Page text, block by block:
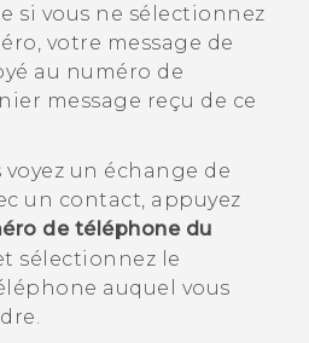
si vous ne sélectionnez
votre message de
au numéro de
message reçu de ce
voyez un échange de
un contact, appuyez
de téléphone du
sélectionnez le
auquel vous